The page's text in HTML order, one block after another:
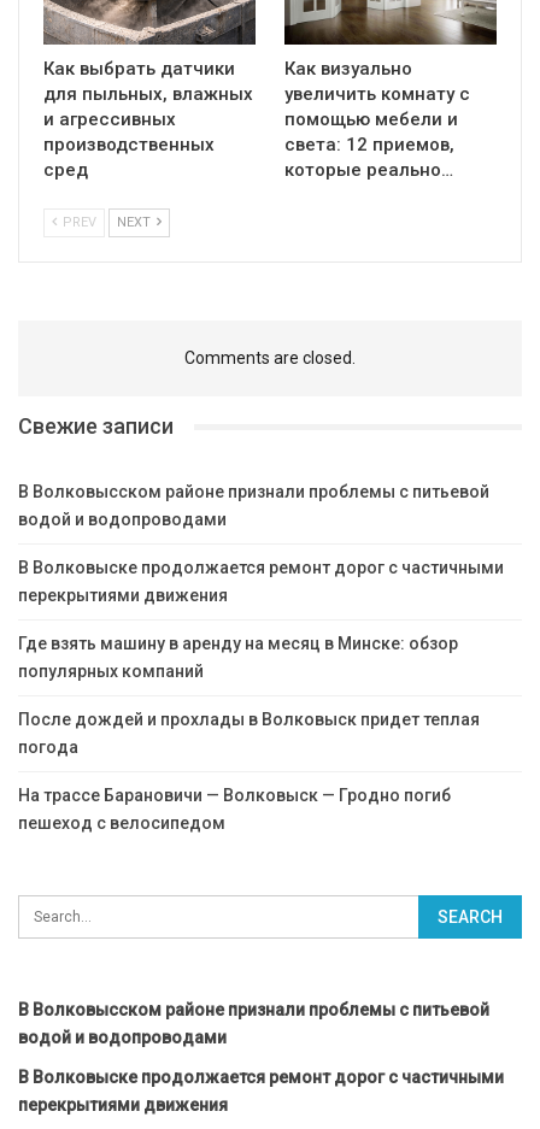
Как выбрать датчики
для пыльных, влажных
и агрессивных
производственных
сред
Как визуально
увеличить комнату с
помощью мебели и
света: 12 приемов,
которые реально…
PREV NEXT
Comments are closed.
Свежие записи
В Волковысском районе признали проблемы с питьевой
водой и водопроводами
В Волковыске продолжается ремонт дорог с частичными
перекрытиями движения
Где взять машину в аренду на месяц в Минске: обзор
популярных компаний
После дождей и прохлады в Волковыск придет теплая
погода
На трассе Барановичи — Волковыск — Гродно погиб
пешеход с велосипедом
В Волковысском районе признали проблемы с питьевой
водой и водопроводами
В Волковыске продолжается ремонт дорог с частичными
перекрытиями движения